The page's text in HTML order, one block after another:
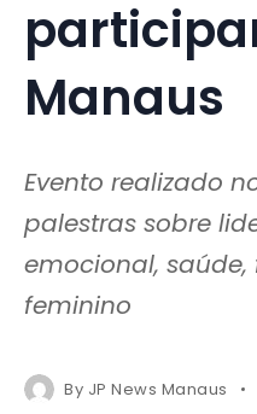
Manaus
Evento realizado
palestras sobre
emocional,
feminino
By JP News Manaus